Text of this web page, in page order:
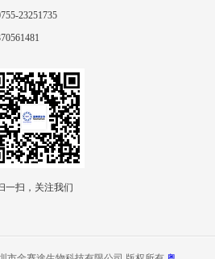
23251735
一扫，关注我们